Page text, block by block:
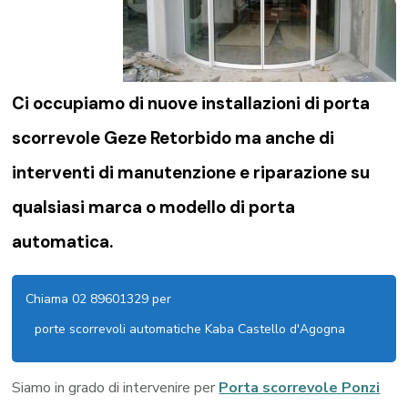
Ci occupiamo di nuove installazioni di porta
scorrevole Geze Retorbido ma anche di
interventi di manutenzione e riparazione su
qualsiasi marca o modello di porta
automatica.
Chiama 02 89601329 per
porte scorrevoli automatiche Kaba Castello d'Agogna
Siamo in grado di intervenire per Porta scorrevole Ponzi